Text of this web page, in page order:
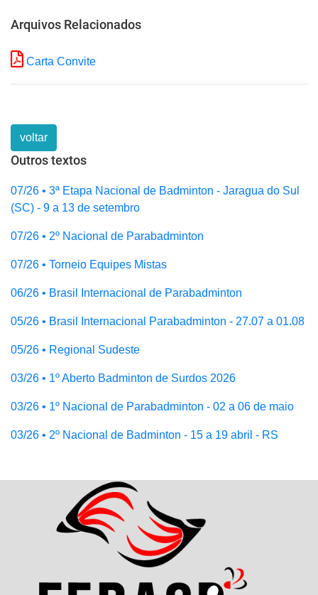
Arquivos Relacionados
Carta Convite
voltar
Outros textos
07/26 • 3ª Etapa Nacional de Badminton - Jaragua do Sul
(SC) - 9 a 13 de setembro
07/26 • 2º Nacional de Parabadminton
07/26 • Torneio Equipes Mistas
06/26 • Brasil Internacional de Parabadminton
05/26 • Brasil Internacional Parabadminton - 27.07 a 01.08
05/26 • Regional Sudeste
03/26 • 1º Aberto Badminton de Surdos 2026
03/26 • 1º Nacional de Parabadminton - 02 a 06 de maio
03/26 • 2º Nacional de Badminton - 15 a 19 abril - RS